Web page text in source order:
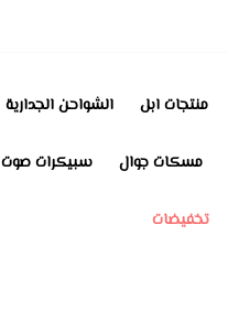
منتجات ابل الشواحن الجدارية
مسكات جوال سبيكرات صوت
تخفيضات